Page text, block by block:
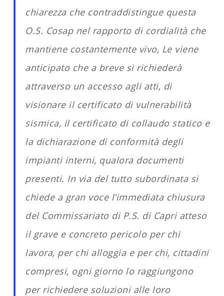
chiarezza che contraddistingue questa
O.S. Cosap nel rapporto di cordialità che
mantiene costantemente vivo, Le viene
anticipato che a breve si richiederà
attraverso un accesso agli atti, di
visionare il certificato di vulnerabilità
sismica, il certificato di collaudo statico e
la dichiarazione di conformità degli
impianti interni, qualora documenti
presenti. In via del tutto subordinata si
chiede a gran voce l’immediata chiusura
del Commissariato di P.S. di Capri atteso
il grave e concreto pericolo per chi
lavora, per chi alloggia e per chi, cittadini
compresi, ogni giorno lo raggiungono
per richiedere soluzioni alle loro